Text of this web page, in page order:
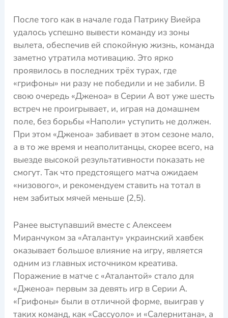
После того как в начале года Патрику Виейра
удалось успешно вывести команду из зоны
вылета, обеспечив ей спокойную жизнь, команда
заметно утратила мотивацию. Это ярко
проявилось в последних трёх турах, где
«грифоны» ни разу не победили и не забили. В
свою очередь «Дженоа» в Серии А вот уже шесть
встреч не проигрывает, и, играя на домашнем
поле, без борьбы «Наполи» уступить не должен.
При этом «Дженоа» забивает в этом сезоне мало,
а в то же время и неаполитанцы, скорее всего, на
выезде высокой результативности показать не
смогут. Так что предстоящего матча ожидаем
«низового», и рекомендуем ставить на тотал в
нем забитых мячей меньше (2,5).
Ранее выступавший вместе с Алексеем
Миранчуком за «Аталанту» украинский хавбек
оказывает большое влияние на игру, является
одним из главных источником креатива.
Поражение в матче с «Аталантой» стало для
«Дженоа» первым за девять игр в Серии А.
«Грифоны» были в отличной форме, выиграв у
таких команд, как «Сассуоло» и «Салернитана», а